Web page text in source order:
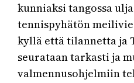
kunniaksi tangossa
tennispyhätön
kyllä että tilannetta ja
seurataan tarkasti ja
valmennusohjelmiin